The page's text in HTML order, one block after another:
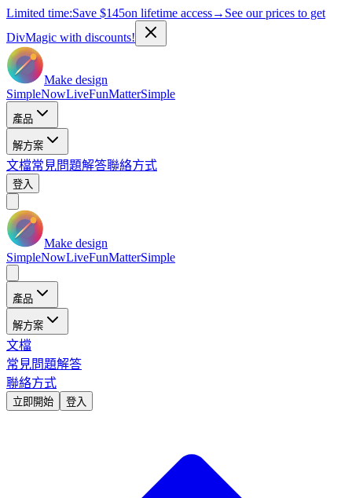
Limited time:Save $145on lifetime access→ See our prices to get
DivMagic with discounts!
Make design
SimpleNowLiveFunMatterSimple
產品
解方案
文檔常見問題解答聯絡方式
登入
Make design
SimpleNowLiveFunMatterSimple
產品
解方案
文檔
常見問題解答
聯絡方式
立即開始 登入